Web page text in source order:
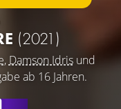
(2021)
, Damson Idrisund
ab 16 Jahren.